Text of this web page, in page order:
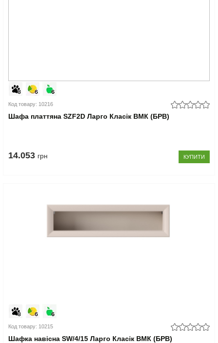
Код товару: 10216
Шафа платтяна SZF2D Ларго Класік ВМК (БРВ)
14.053 грн КУПИТИ
Код товару: 10215
Шафка навісна SW/4/15 Ларго Класік ВМК (БРВ)